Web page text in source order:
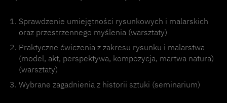
Sprawdzenie umiejętności rysunkowych i malarskich
oraz przestrzennego myślenia (warsztaty)
Praktyczne ćwiczenia z zakresu rysunku i malarstwa
(model, akt, perspektywa, kompozycja, martwa natura)
(warsztaty)
Wybrane zagadnienia z historii sztuki (seminarium)